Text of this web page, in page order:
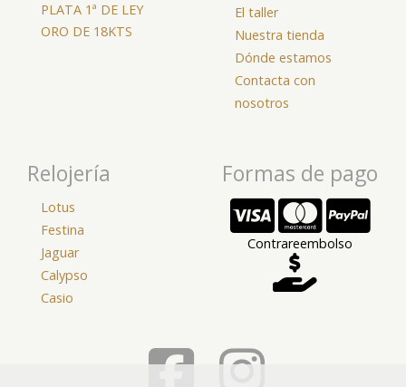
PLATA 1ª DE LEY
ORO DE 18KTS
El taller
Nuestra tienda
Dónde estamos
Contacta con
nosotros
Relojería
Lotus
Festina
Jaguar
Calypso
Casio
Formas de pago
Contrareembolso